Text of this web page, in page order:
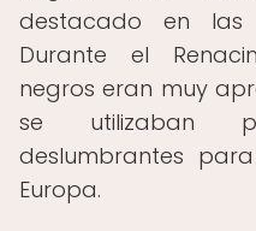
destacado en
Durante el
negros eran muy
se utilizaban
deslumbrantes
Europa.